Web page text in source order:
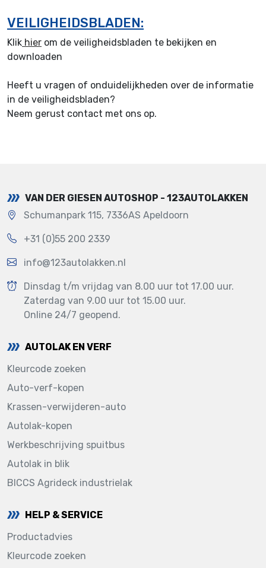
VEILIGHEIDSBLADEN:
Klik hier om de veiligheidsbladen te bekijken en
downloaden
Heeft u vragen of onduidelijkheden over de informatie
in de veiligheidsbladen?
Neem gerust contact met ons op.
VAN DER GIESEN AUTOSHOP - 123AUTOLAKKEN
Schumanpark 115, 7336AS Apeldoorn
+31 (0)55 200 2339
info@123autolakken.nl
Dinsdag t/m vrijdag van 8.00 uur tot 17.00 uur.
Zaterdag van 9.00 uur tot 15.00 uur.
Online 24/7 geopend.
AUTOLAK EN VERF
Kleurcode zoeken
Auto-verf-kopen
Krassen-verwijderen-auto
Autolak-kopen
Werkbeschrijving spuitbus
Autolak in blik
BICCS Agrideck industrielak
HELP & SERVICE
Productadvies
Kleurcode zoeken